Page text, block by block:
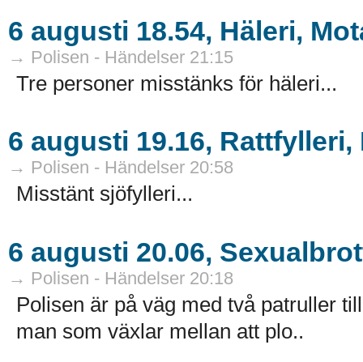
6 augusti 18.54, Häleri,
→ Polisen - Händelser 21:15
Tre personer misstänks för häleri...
6 augusti 19.16, Rattfylleri,
→ Polisen - Händelser 20:58
Misstänt sjöfylleri...
6 augusti 20.06,
→ Polisen - Händelser 20:18
Polisen är på väg med två patruller
man som växlar mellan att plo..